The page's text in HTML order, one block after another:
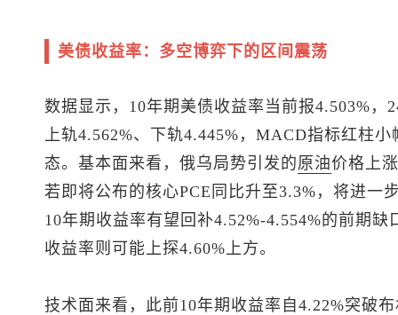
美债收益率：多空博弈下的区间震荡
数据显示，10年期美债收益率当前报4.503%，
上轨4.562%、下轨4.445%，MACD指标红柱
态。基本面来看，俄乌局势引发的原油价格上
若即将公布的核心PCE同比升至3.3%，将进一
10年期收益率有望回补4.52%-4.554%的前期
收益率则可能上探4.60%上方。
技术面来看，此前10年期收益率自4.22%突破